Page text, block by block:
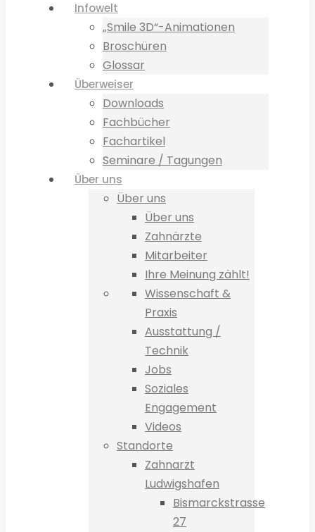
Infowelt
„Smile 3D“-Animationen
Broschüren
Glossar
Überweiser
Downloads
Fachbücher
Fachartikel
Seminare / Tagungen
Über uns
Über uns
Über uns
Zahnärzte
Mitarbeiter
Ihre Meinung zählt!
Wissenschaft &
Praxis
Ausstattung /
Technik
Jobs
Soziales
Engagement
Videos
Standorte
Zahnarzt
Ludwigshafen
Bismarckstrasse
27